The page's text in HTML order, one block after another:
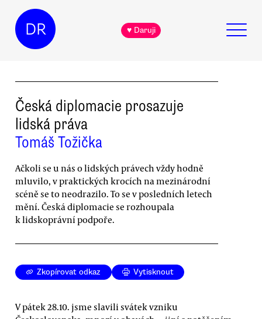
DR ♥ Daruji
Česká diplomacie prosazuje
lidská práva
Tomáš Tožička
Ačkoli se u nás o lidských právech vždy hodně
mluvilo, v praktických krocích na mezinárodní
scéně se to neodrazilo. To se v posledních letech
mění. Česká diplomacie se rozhoupala
k lidskoprávní podpoře.
Zkopírovat odkaz Vytisknout
V pátek 28.10. jsme slavili svátek vzniku